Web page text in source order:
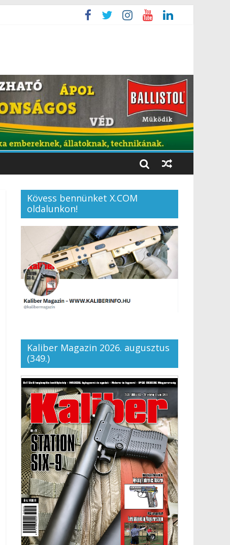
Kövess bennünket X.COM
oldalunkon!
Kaliber Magazin 2026. augusztus
(349.)